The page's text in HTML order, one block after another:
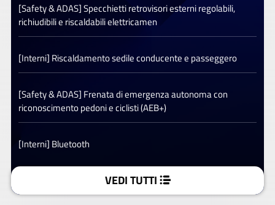
[Safety & ADAS] Specchietti retrovisori esterni regolabili,
richiudibili e riscaldabili elettricamen
[Interni] Riscaldamento sedile conducente e passeggero
[Safety & ADAS] Frenata di emergenza autonoma con
riconoscimento pedoni e ciclisti (AEB+)
[Interni] Bluetooth
VEDI TUTTI